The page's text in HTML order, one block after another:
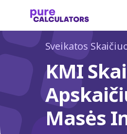
Sveikatos
KMI
Masės